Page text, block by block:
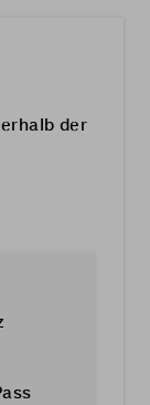
der